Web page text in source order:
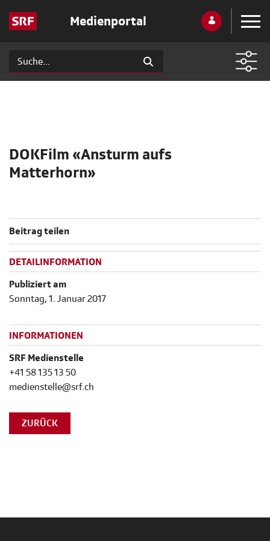
Medienportal
DOKFilm «Ansturm aufs
Matterhorn»
Beitrag teilen
DETAILINFORMATION
Publiziert am
Sonntag, 1. Januar 2017
INFORMATIONEN
SRF Medienstelle
+41 58 135 13 50
medienstelle@srf.ch
ZURÜCK